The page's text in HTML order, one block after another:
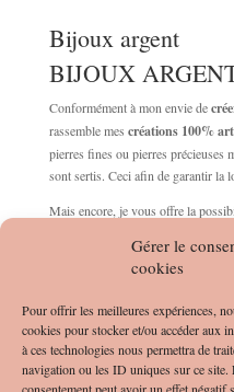
Gérer le
cookies
Pour offrir les meilleures expériences,
cookies pour stocker et/ou accéder aux
à ces technologies nous permettra de
navigation ou les ID uniques sur ce site.
Bijoux argent
BIJOUX
Conformément à mon envie de
rassemble mes créations 100%
pierres fines ou pierres précieuses
sont sertis. Ceci afin de garantir la
Mais encore, je vous offre la
ou passez à l’atelier afin que l’on
Tous mes bijoux en Argent
Quant à la taille de votre tour de
appel à un bijoutier qui possède un